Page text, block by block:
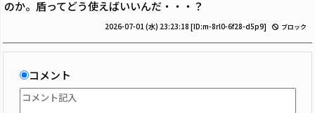
のか。盾ってどう使えばいいんだ・・・？
2026-07-01 (水) 23:23:18 [ID:m-8rl0-6f28-d5p9] ブロック
コメント